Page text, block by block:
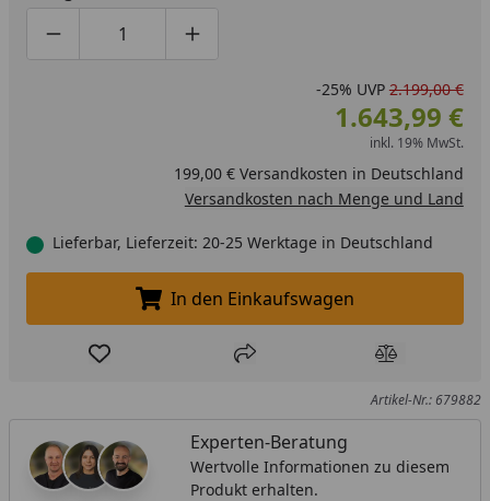
Produktmenge um eins verringern
Produktmenge manuell eingeben
Produktmenge um eins erhöhen
-25% UVP 2.199,00 €
1.643,99 €
inkl. 19% MwSt.
199,00 € Versandkosten in Deutschland
Versandkosten nach Menge und Land
Lieferbar, Lieferzeit: 20-25 Werktage in Deutschland
In den Einkaufswagen legen
In den Einkaufswagen
Produkt zur Wunschliste hinzufügen
Teilen Produkt
Artikel-Nr.: 679882
Experten-Beratung
Wertvolle Informationen zu diesem
Produkt erhalten.